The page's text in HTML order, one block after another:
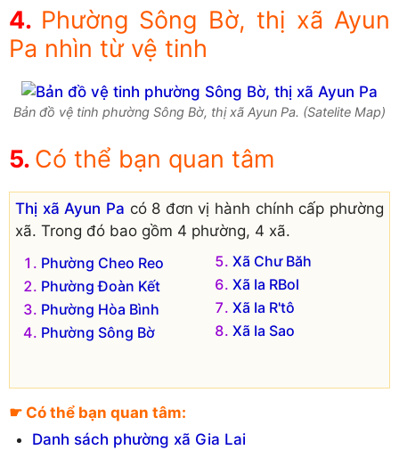
Phường Sông Bờ, thị xã Ayun
Pa nhìn từ vệ tinh
Bản đồ vệ tinh phường Sông Bờ, thị xã Ayun Pa. (Satelite Map)
Có thể bạn quan tâm
Thị xã Ayun Pa có 8 đơn vị hành chính cấp phường
xã. Trong đó bao gồm 4 phường, 4 xã.
Phường Cheo Reo
Phường Đoàn Kết
Phường Hòa Bình
Phường Sông Bờ
Xã Chư Băh
Xã Ia RBol
Xã Ia R'tô
Xã Ia Sao
☛ Có thể bạn quan tâm:
Danh sách phường xã Gia Lai